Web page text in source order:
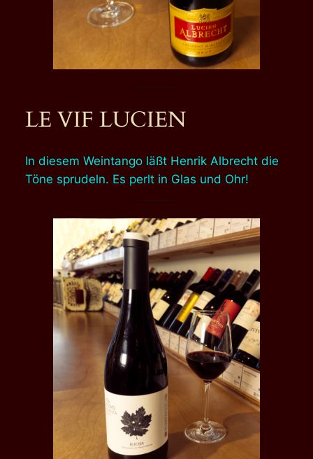
LE VIF LUCIEN
In diesem Weintango läßt Henrik Albrecht die
Töne sprudeln. Es perlt in Glas und Ohr!